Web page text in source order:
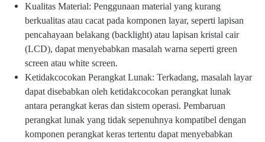
Kualitas Material: Penggunaan material yang kurang
berkualitas atau cacat pada komponen layar, seperti lapisan
pencahayaan belakang (backlight) atau lapisan kristal cair
(LCD), dapat menyebabkan masalah warna seperti green
screen atau white screen.
Ketidakcocokan Perangkat Lunak: Terkadang, masalah layar
dapat disebabkan oleh ketidakcocokan perangkat lunak
antara perangkat keras dan sistem operasi. Pembaruan
perangkat lunak yang tidak sepenuhnya kompatibel dengan
komponen perangkat keras tertentu dapat menyebabkan